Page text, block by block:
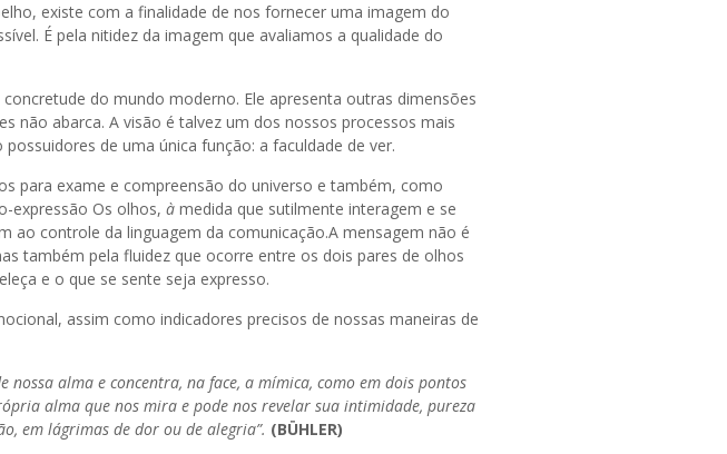
existe com a finalidade de nos fornecer uma imagem do
É pela nitidez da imagem que avaliamos a qualidade do
do mundo moderno. Ele apresenta outras dimensões
não abarca. A visão é talvez um dos nossos processos mais
de uma única função: a faculdade de ver.
para exame e compreensão do universo e também, como
expressão Os olhos, à medida que sutilmente interagem e se
ao controle da linguagem da comunicação.A mensagem não é
também pela fluidez que ocorre entre os dois pares de olhos
e o que se sente seja expresso.
assim como indicadores precisos de nossas maneiras de
nossa alma e concentra, na face, a mímica, como em dois pontos
alma que nos mira e pode nos revelar sua intimidade, pureza
em lágrimas de dor ou de alegria”. (BÜHLER)